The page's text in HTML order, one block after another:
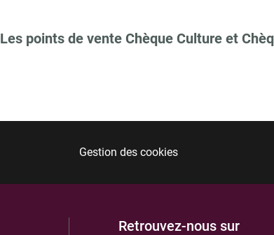
Les points de vente Chèque Culture et
Gestion des cookies
Retrouvez-nous sur